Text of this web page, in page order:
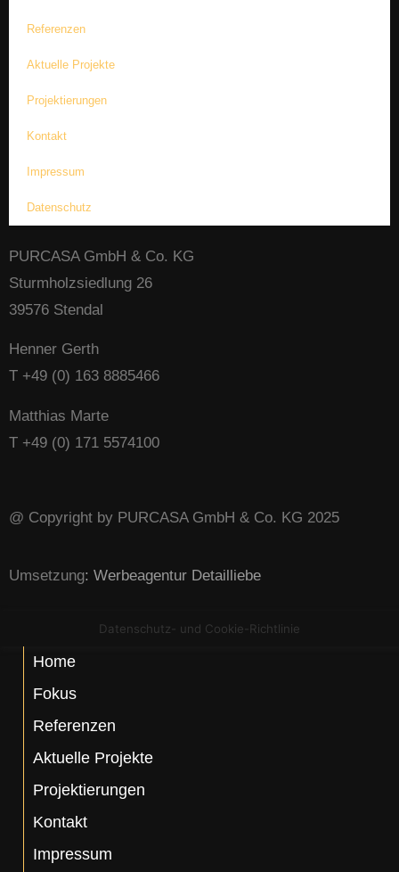
Referenzen
Aktuelle Projekte
Projektierungen
Kontakt
Impressum
Datenschutz
PURCASA GmbH & Co. KG
Sturmholzsiedlung 26
39576 Stendal
Henner Gerth
T +49 (0) 163 8885466
Matthias Marte
T +49 (0) 171 5574100
@ Copyright by PURCASA GmbH & Co. KG 2025
Umsetzung: Werbeagentur Detailliebe
Datenschutz- und Cookie-Richtlinie
Home
Fokus
Referenzen
Aktuelle Projekte
Projektierungen
Kontakt
Impressum